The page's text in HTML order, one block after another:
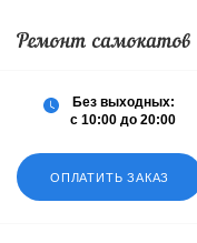
ОПЛАТИТЬ ЗАКАЗ
Без выходных:
с 10:00 до 20:00